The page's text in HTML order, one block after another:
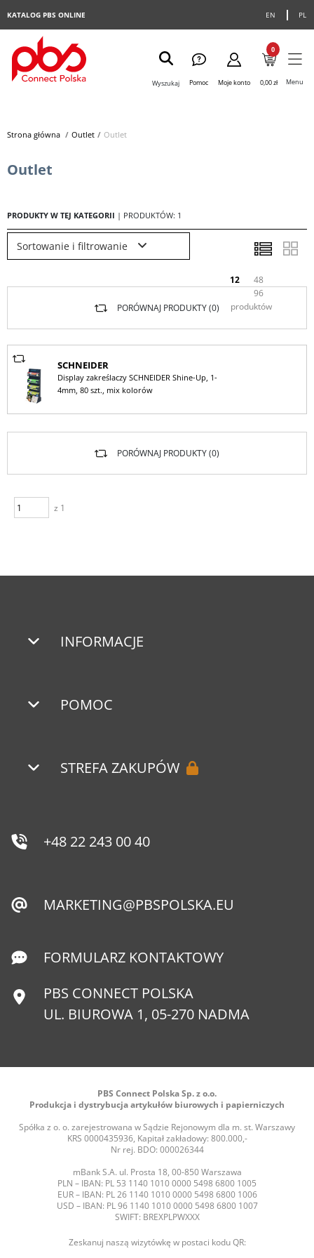
EN PL
KATALOG PBS ONLINE
Wyszukaj Pomoc Moje konto
0
0,00 zł Menu
Strona główna> Outlet> Outlet
Outlet
PRODUKTY W TEJ KATEGORII | PRODUKTÓW: 1
Sortowanie i filtrowanie
12
48
96
produktów
PORÓWNAJ PRODUKTY (0)
SCHNEIDER
Display zakreślaczy SCHNEIDER Shine-Up, 1-
4mm, 80 szt., mix kolorów
z 1
PORÓWNAJ PRODUKTY (0)
INFORMACJE
POMOC
STREFA ZAKUPÓW
+48 22 243 00 40
MARKETING@PBSPOLSKA.EU
FORMULARZ KONTAKTOWY
PBS CONNECT POLSKA
UL. BIUROWA 1, 05-270 NADMA
PBS Connect Polska Sp. z o.o.
Produkcja i dystrybucja artykułów biurowych i papierniczych
Spółka z o. o. zarejestrowana w Sądzie Rejonowym dla m. st. Warszawy
KRS 0000435936, Kapitał zakładowy: 800.000,-
Nr rej. BDO: 000026344
mBank S.A. ul. Prosta 18, 00-850 Warszawa
PLN – IBAN: PL 53 1140 1010 0000 5498 6800 1005
EUR – IBAN: PL 26 1140 1010 0000 5498 6800 1006
USD – IBAN: PL 96 1140 1010 0000 5498 6800 1007
SWIFT: BREXPLPWXXX
Zeskanuj naszą wizytówkę w postaci kodu QR: